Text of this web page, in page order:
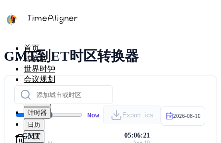
首页
转换器
世界时钟
会议规划
时区地图
计算器
计时器
日历
天文
GMT到ET时区转换器
Now Export .ics 2026-08-10
GMT 05:06:21